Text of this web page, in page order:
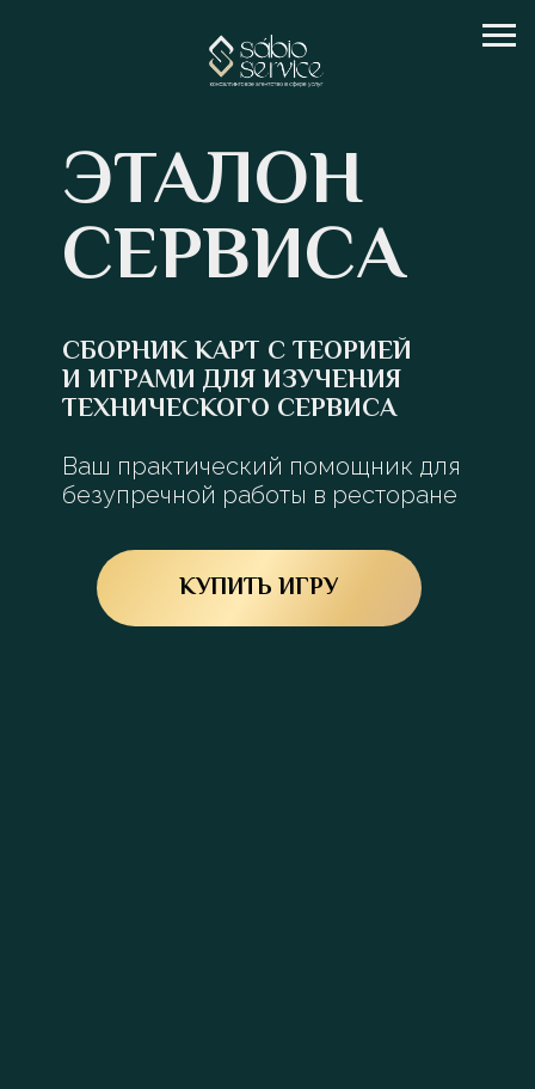
ЭТАЛОН
СЕРВИСА
СБОРНИК КАРТ С ТЕОРИЕЙ
И ИГРАМИ ДЛЯ ИЗУЧЕНИЯ
ТЕХНИЧЕСКОГО СЕРВИСА
Ваш практический помощник для
безупречной работы в ресторане
КУПИТЬ ИГРУ